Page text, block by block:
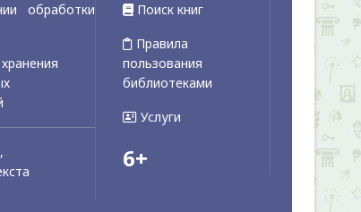
обработки
Поиск книг
Правила
пользования
библиотеками
Услуги
6+